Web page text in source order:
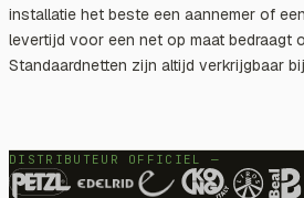
installatie het beste een aannemer of
levertijd voor een net op maat bedraagt
Standaardnetten zijn altijd verkrijgbaar
DISTRIBUTEUR OFFICIEL —